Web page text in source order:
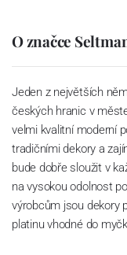
O značce
Jeden z největších
českých hranic v
velmi kvalitní moderní
tradičními dekory a
bude dobře sloužit v
na vysokou odolnost
výrobcům jsou dekory
platinu vhodné do